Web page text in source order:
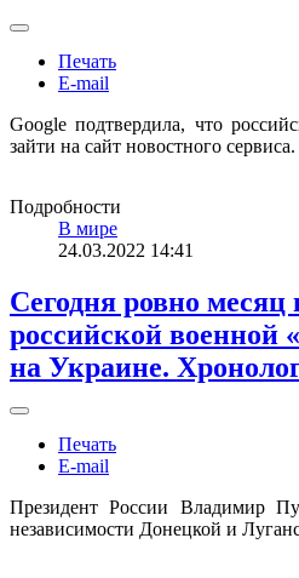
Печать
E-mail
Google подтвердила, что
зайти на сайт новостного сервиса.
Подробности
В мире
24.03.2022 14:41
Сегодня ровно месяц
российской военной
на Украине.
Печать
E-mail
Президент России Владимир
независимости Донецкой и